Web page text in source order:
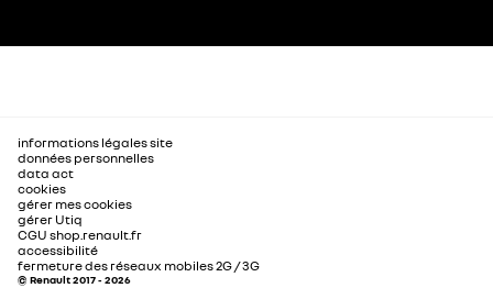
informations légales site
données personnelles
data act
cookies
gérer mes cookies
gérer Utiq
CGU shop.renault.fr
accessibilité
fermeture des réseaux mobiles 2G / 3G
© Renault 2017 - 2026